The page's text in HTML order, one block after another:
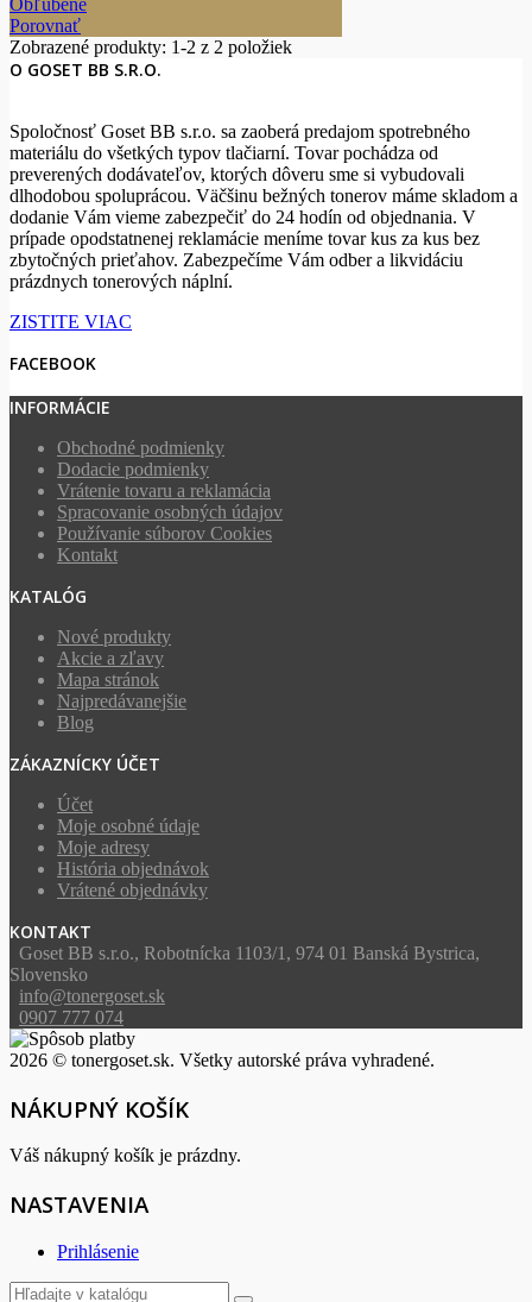
Porovnať
Zobrazené produkty: 1-2 z 2 položiek
O GOSET BB S.R.O.
Spoločnosť Goset BB s.r.o. sa zaoberá predajom spotrebného
materiálu do všetkých typov tlačiarní. Tovar pochádza od
preverených dodávateľov, ktorých dôveru sme si vybudovali
dlhodobou spoluprácou. Väčšinu bežných tonerov máme skladom a
dodanie Vám vieme zabezpečiť do 24 hodín od objednania. V
prípade opodstatnenej reklamácie meníme tovar kus za kus bez
zbytočných prieťahov. Zabezpečíme Vám odber a likvidáciu
prázdnych tonerových náplní.
ZISTITE VIAC
FACEBOOK
INFORMÁCIE
Obchodné podmienky
Dodacie podmienky
Vrátenie tovaru a reklamácia
Spracovanie osobných údajov
Používanie súborov Cookies
Kontakt
KATALÓG
Nové produkty
Akcie a zľavy
Mapa stránok
Najpredávanejšie
Blog
ZÁKAZNÍCKY ÚČET
Účet
Moje osobné údaje
Moje adresy
História objednávok
Vrátené objednávky
KONTAKT
Goset BB s.r.o., Robotnícka 1103/1, 974 01 Banská Bystrica,
Slovensko
info@tonergoset.sk
0907 777 074
2026 © tonergoset.sk. Všetky autorské práva vyhradené.
NÁKUPNÝ KOŠÍK
Váš nákupný košík je prázdny.
NASTAVENIA
Prihlásenie